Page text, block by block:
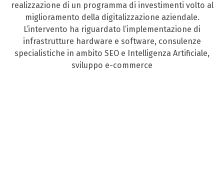
realizzazione di un programma di investimenti volto al
miglioramento della digitalizzazione aziendale.
L’intervento ha riguardato l’implementazione di
infrastrutture hardware e software, consulenze
specialistiche in ambito SEO e Intelligenza Artificiale,
sviluppo e-commerce